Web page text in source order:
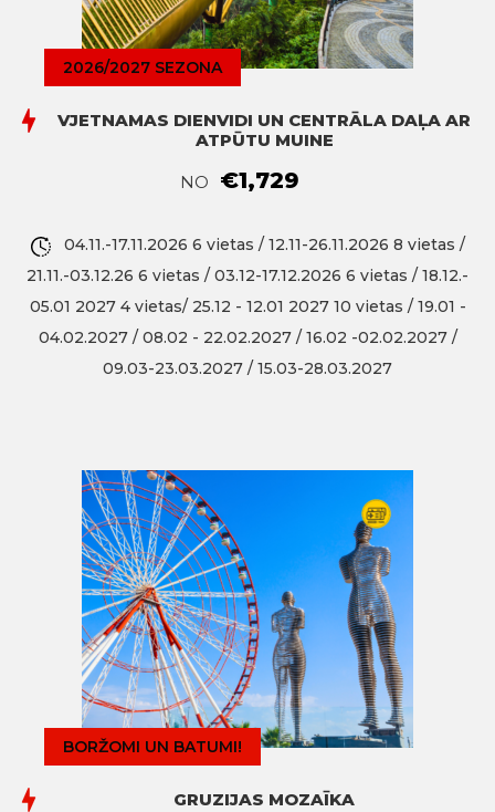
2026/2027 SEZONA
VJETNAMAS DIENVIDI UN CENTRĀLA DAĻA AR
ATPŪTU MUINE
NO
€1,729
04.11.-17.11.2026 6 vietas / 12.11-26.11.2026 8 vietas /
21.11.-03.12.26 6 vietas / 03.12-17.12.2026 6 vietas / 18.12.-
05.01 2027 4 vietas/ 25.12 - 12.01 2027 10 vietas / 19.01 -
04.02.2027 / 08.02 - 22.02.2027 / 16.02 -02.02.2027 /
09.03-23.03.2027 / 15.03-28.03.2027
BORŽOMI UN BATUMI!
GRUZIJAS MOZAĪKA